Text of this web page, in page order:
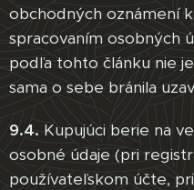
obchodných oznámení
spracovaním osobných
podľa tohto článku nie
sama o sebe bránila
9.4. Kupujúci berie na
osobné údaje (pri
používateľskom účte,